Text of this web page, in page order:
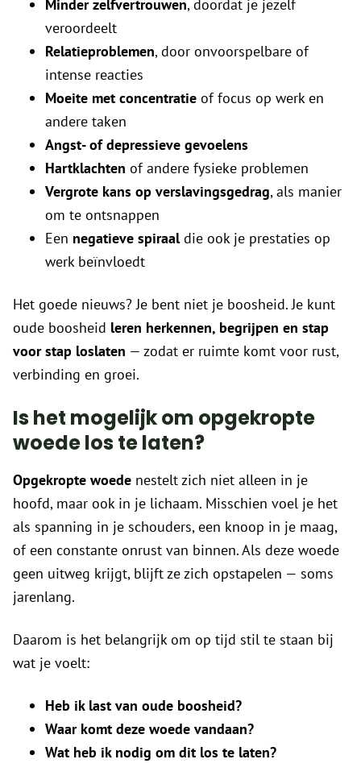
Minder zelfvertrouwen, doordat je jezelf
veroordeelt
Relatieproblemen, door onvoorspelbare of
intense reacties
Moeite met concentratie of focus op werk en
andere taken
Angst- of depressieve gevoelens
Hartklachten of andere fysieke problemen
Vergrote kans op verslavingsgedrag, als manier
om te ontsnappen
Een negatieve spiraaldie ook je prestaties op
werk beïnvloedt
Het goede nieuws? Je bent niet je boosheid. Je kunt
oude boosheid leren herkennen, begrijpen en stap
voor stap loslaten — zodat er ruimte komt voor rust,
verbinding en groei.
Is het mogelijk om opgekropte
woede los te laten?
Opgekropte woede nestelt zich niet alleen in je
hoofd, maar ook in je lichaam. Misschien voel je het
als spanning in je schouders, een knoop in je maag,
of een constante onrust van binnen. Als deze woede
geen uitweg krijgt, blijft ze zich opstapelen — soms
jarenlang.
Daarom is het belangrijk om op tijd stil te staan bij
wat je voelt:
Heb ik last van oude boosheid?
Waar komt deze woede vandaan?
Wat heb ik nodig om dit los te laten?